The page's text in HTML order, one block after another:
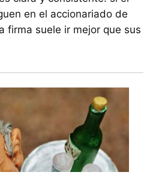
en el accionariado de
firma suele ir mejor que sus